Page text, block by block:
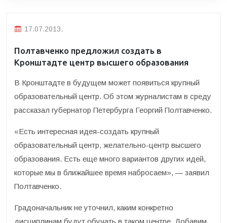
17.07.2013.
Полтавченко предложил создать в
Кронштадте центр высшего образования
В Кронштадте в будущем может появиться крупный
образовательный центр. Об этом журналистам в среду
рассказал губернатор Петербурга Георгий Полтавченко.
«Есть интересная идея-создать крупный
образовательный центр, желательно-центр высшего
образования. Есть еще много вариантов других идей,
которые мы в ближайшее время набросаем», — заявил
Полтавченко.
Градоначальник не уточнил, каким конкретно
дисциплинам будут обучать в таком центре. Добавим,